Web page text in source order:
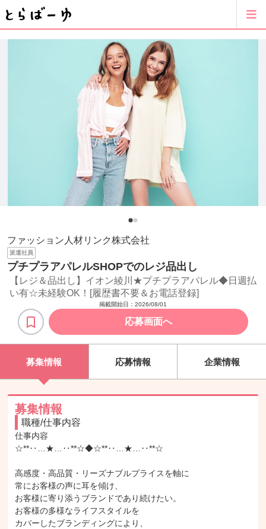
ファッション人材リンク株式会社
派遣社員
プチプラアパレルSHOPでのレジ品出し
【レジ＆品出し】イオン綾川★プチプラアパレル◆日週払
い有☆未経験OK！[履歴書不要＆お電話登録]
掲載開始日： 2026/08/01
応募画面へ
募集情報 応募情報 企業情報
募集情報
職種/仕事内容
仕事内容
☆**‥…★…‥**☆◆☆**‥…★…‥**☆
高感度・高品質・リーズナブルプライスを軸に
常にお客様の声に耳を傾け、
お客様に寄り添うブランドであり続けたい。
お客様の多様なライフスタイルを
カバーしたブランディングにより、